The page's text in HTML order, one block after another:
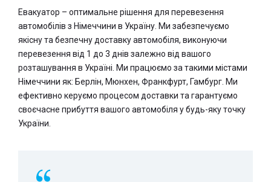
Евакуатор – оптимальне рішення для перевезення
автомобілів з Німеччини в Україну. Ми забезпечуємо
якісну та безпечну доставку автомобіля, виконуючи
перевезення від 1 до 3 днів залежно від вашого
розташування в Україні. Ми працюємо за такими містами
Німеччини як: Берлін, Мюнхен, Франкфурт, Гамбург. Ми
ефективно керуємо процесом доставки та гарантуємо
своєчасне прибуття вашого автомобіля у будь-яку точку
України.